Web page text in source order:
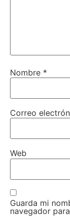
Nombre *
Correo
Web
Guarda mi
navegador